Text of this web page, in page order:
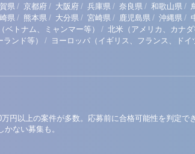
県 / 京都府 / 大阪府 / 兵庫県 / 奈良県 / 和歌山県 /
県 / 熊本県 / 大分県 / 宮崎県 / 鹿児島県 / 沖縄県 /
ベトナム、ミャンマー等） / 北米（アメリカ、カナダ
ンド等） / ヨーロッパ（イギリス、フランス、ドイ
円以上の案件が多数。応募前に合格可能性を判定で
ない募集も。